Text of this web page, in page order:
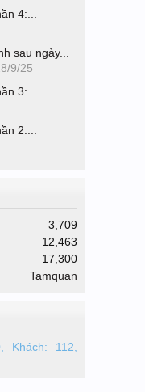
4:...
sau ngày...
9/25
3:...
2:...
3,709
12,463
17,300
Tamquan
Khách: 112,